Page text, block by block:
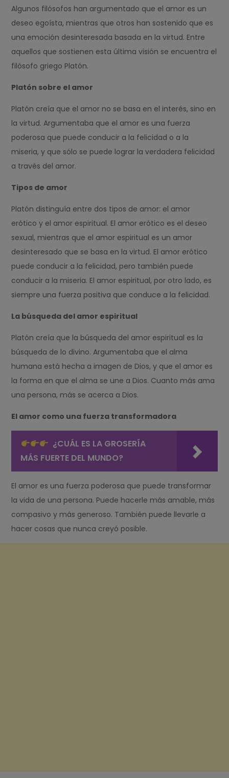
Algunos filósofos han argumentado que el amor es un
deseo egoísta, mientras que otros han sostenido que es
una emoción desinteresada basada en la virtud. Entre
aquellos que sostienen esta última visión se encuentra el
filósofo griego Platón.
Platón sobre el amor
Platón creía que el amor no se basa en el interés, sino en
la virtud. Argumentaba que el amor es una fuerza
poderosa que puede conducir a la felicidad o a la
miseria, y que sólo se puede lograr la verdadera felicidad
a través del amor.
Tipos de amor
Platón distinguía entre dos tipos de amor: el amor
erótico y el amor espiritual. El amor erótico es el deseo
sexual, mientras que el amor espiritual es un amor
desinteresado que se basa en la virtud. El amor erótico
puede conducir a la felicidad, pero también puede
conducir a la miseria. El amor espiritual, por otro lado, es
siempre una fuerza positiva que conduce a la felicidad.
La búsqueda del amor espiritual
Platón creía que la búsqueda del amor espiritual es la
búsqueda de lo divino. Argumentaba que el alma
humana está hecha a imagen de Dios, y que el amor es
la forma en que el alma se une a Dios. Cuanto más ama
una persona, más se acerca a Dios.
El amor como una fuerza transformadora
¿CUÁL ES LA GROSERÍA
MÁS FUERTE DEL MUNDO?
El amor es una fuerza poderosa que puede transformar
la vida de una persona. Puede hacerle más amable, más
compasivo y más generoso. También puede llevarle a
hacer cosas que nunca creyó posible.